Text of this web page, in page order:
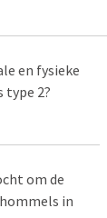
en fysieke
type 2?
om de
in